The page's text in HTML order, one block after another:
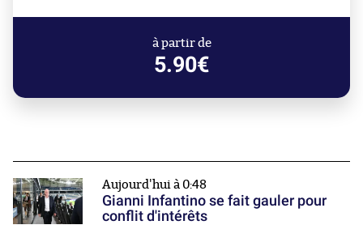
à partir de
5.90€
Aujourd'hui à 0:48
Gianni Infantino se fait gauler pour
conflit d'intérêts